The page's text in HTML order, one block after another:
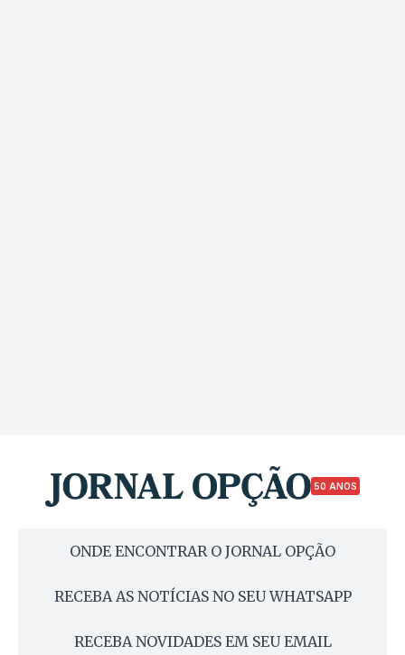
50 ANOS
ONDE ENCONTRAR O JORNAL OPÇÃO
RECEBA AS NOTÍCIAS NO SEU WHATSAPP
RECEBA NOVIDADES EM SEU EMAIL